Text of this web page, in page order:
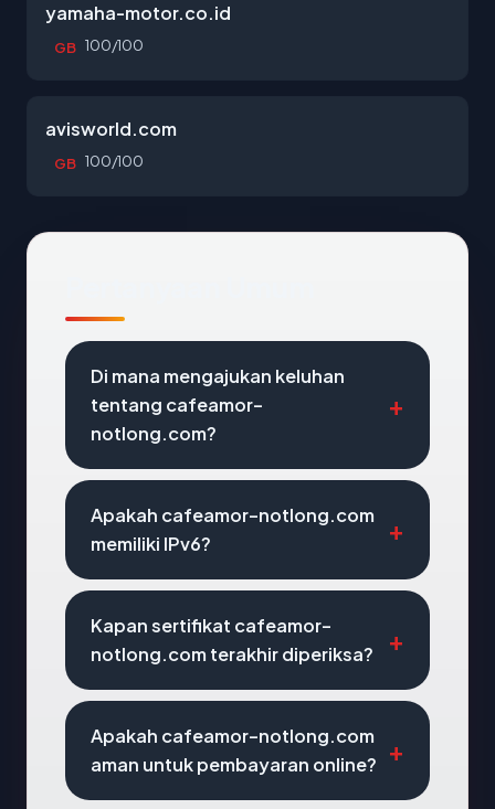
yamaha-motor.co.id
GB 100/100
avisworld.com
GB 100/100
Di mana mengajukan keluhan
tentang cafeamor-
notlong.com?
Apakah cafeamor-notlong.com
memiliki IPv6?
Kapan sertifikat cafeamor-
notlong.com terakhir diperiksa?
Apakah cafeamor-notlong.com
aman untuk pembayaran online?